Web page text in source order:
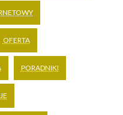
OFERTA
PORADNIKI